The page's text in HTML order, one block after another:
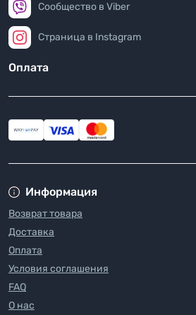
Информация
Возврат товара
Доставка
Оплата
Условия соглашения
FAQ
О нас
Сообщество в Viber
Страница в Instagram
Оплата